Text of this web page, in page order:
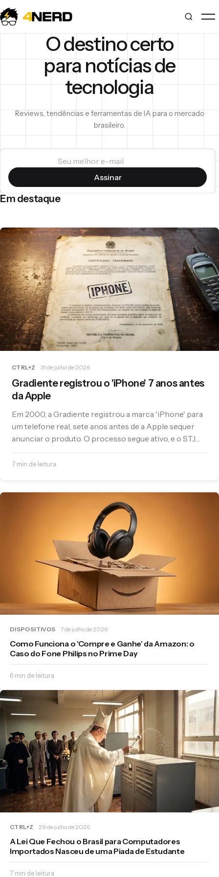
O destino certo
para notícias de
tecnologia
Reviews, tendências e ferramentas de IA para o mercado
brasileiro.
Seu melhor e-mail
Assinar
Em destaque
CTRL+Z 31 de julho de 2026
Gradiente registrou o 'iPhone' 7 anos antes
da Apple
Em 2000, a Gradiente registrou a marca 'iPhone' para
um telefone real, sete anos antes de a Apple sequer
anunciar o produto. O processo segue ativo, e o STJ
acaba de dar mais um round para o lado brasileiro.
7 min de leitura
DISPOSITIVOS 7 de julho de 2026
Como Funciona o 'Compre e Ganhe' da Amazon: o
Caso do Fone Philips no Prime Day
6 min de leitura
CTRL+Z 29 de julho de 2026
A Lei Que Fechou o Brasil para Computadores
Importados Nasceu de uma Piada de Estudante
7 min de leitura